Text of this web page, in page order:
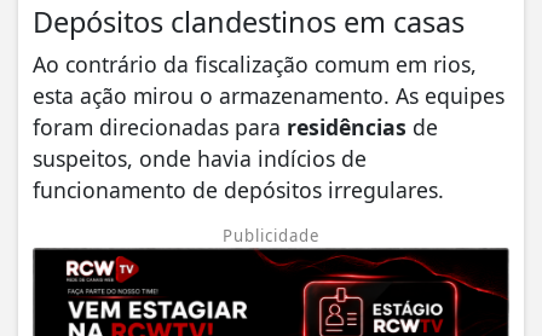
Depósitos clandestinos em casas
Ao contrário da fiscalização comum em rios,
esta ação mirou o armazenamento. As equipes
foram direcionadas para residências de
suspeitos, onde havia indícios de
funcionamento de depósitos irregulares.
Publicidade